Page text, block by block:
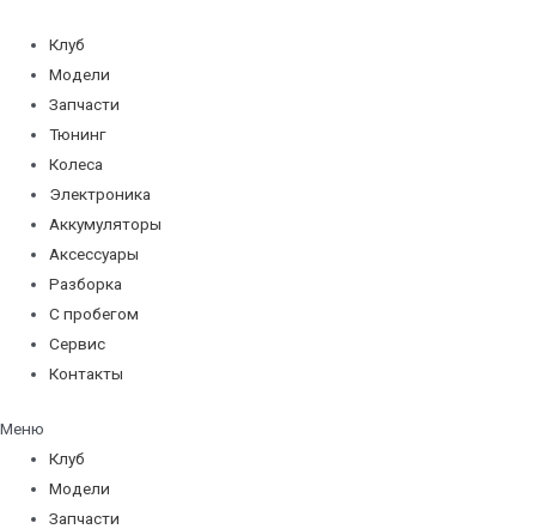
содержимому
Клуб
Модели
Запчасти
Тюнинг
Колеса
Электроника
Аккумуляторы
Аксессуары
Разборка
С пробегом
Сервис
Контакты
Меню
Клуб
Модели
Запчасти